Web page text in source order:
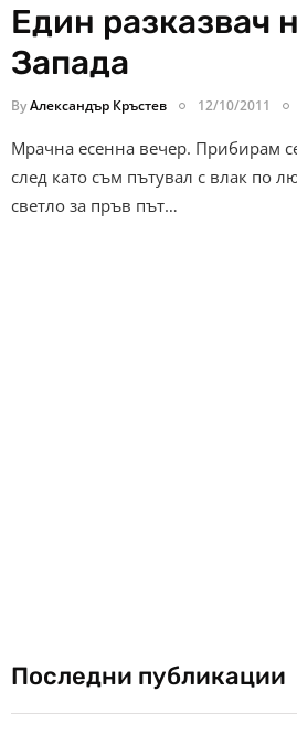
Един разказвач
Запада
ByАлександър Кръстев 12/10/2011
Мрачна есенна вечер. Прибирам
след като съм пътувал с влак по
светло за пръв път…
Последни публикации